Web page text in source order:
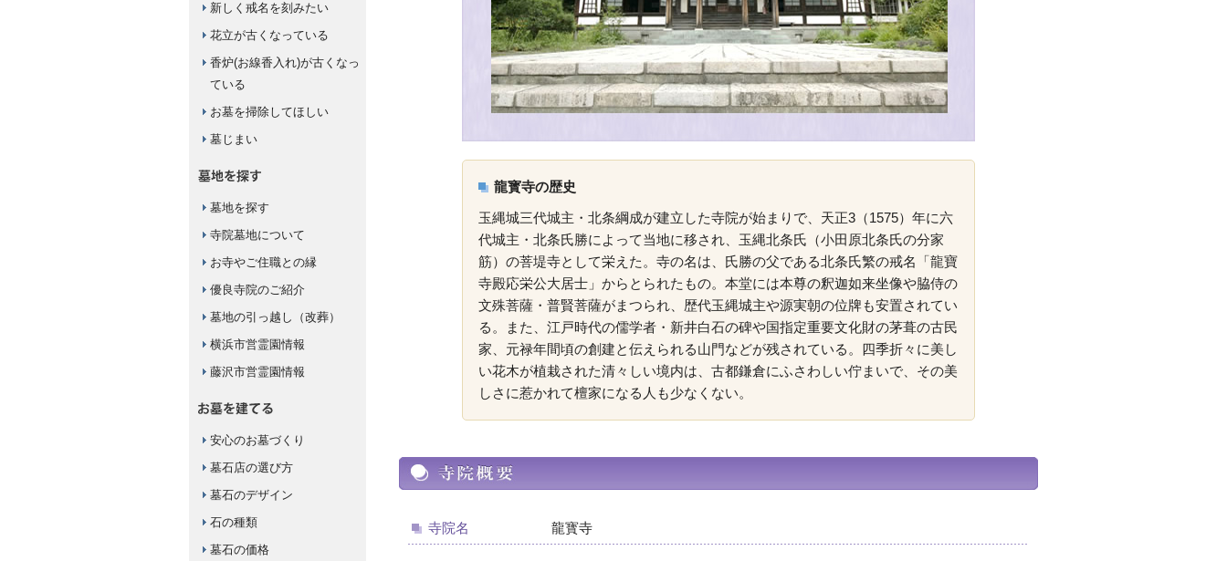
新しく戒名を刻みたい
花立が古くなっている
香炉(お線香入れ)が古くなっ
ている
お墓を掃除してほしい
墓じまい
墓地を探す
寺院墓地について
お寺やご住職との縁
優良寺院のご紹介
墓地の引っ越し（改葬）
横浜市営霊園情報
藤沢市営霊園情報
安心のお墓づくり
墓石店の選び方
墓石のデザイン
石の種類
墓石の価格
龍寳寺の歴史
玉縄城三代城主・北条綱成が建立した寺院が始まりで、天正3（1575）年に六
代城主・北条氏勝によって当地に移され、玉縄北条氏（小田原北条氏の分家
筋）の菩堤寺として栄えた。寺の名は、氏勝の父である北条氏繁の戒名「龍寶
寺殿応栄公大居士」からとられたもの。本堂には本尊の釈迦如来坐像や脇侍の
文殊菩薩・普賢菩薩がまつられ、歴代玉縄城主や源実朝の位牌も安置されてい
る。また、江戸時代の儒学者・新井白石の碑や国指定重要文化財の茅葺の古民
家、元禄年間頃の創建と伝えられる山門などが残されている。四季折々に美し
い花木が植栽された清々しい境内は、古都鎌倉にふさわしい佇まいで、その美
しさに惹かれて檀家になる人も少なくない。
寺院名 龍寳寺